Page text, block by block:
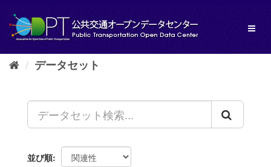
し
データセット
並び順